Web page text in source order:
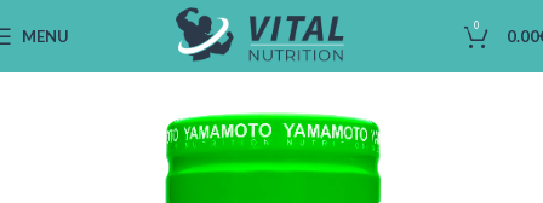
MENU 0 0.00